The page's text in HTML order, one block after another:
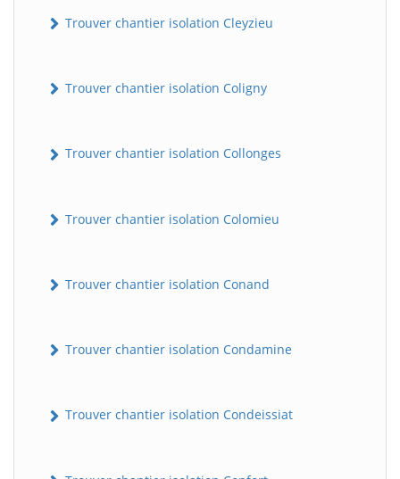
Trouver chantier isolation Cleyzieu
Trouver chantier isolation Coligny
Trouver chantier isolation Collonges
Trouver chantier isolation Colomieu
Trouver chantier isolation Conand
Trouver chantier isolation Condamine
Trouver chantier isolation Condeissiat
BatiWebPro